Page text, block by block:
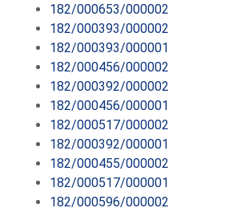
182/000653/000002
182/000393/000002
182/000393/000001
182/000456/000002
182/000392/000002
182/000456/000001
182/000517/000002
182/000392/000001
182/000455/000002
182/000517/000001
182/000596/000002